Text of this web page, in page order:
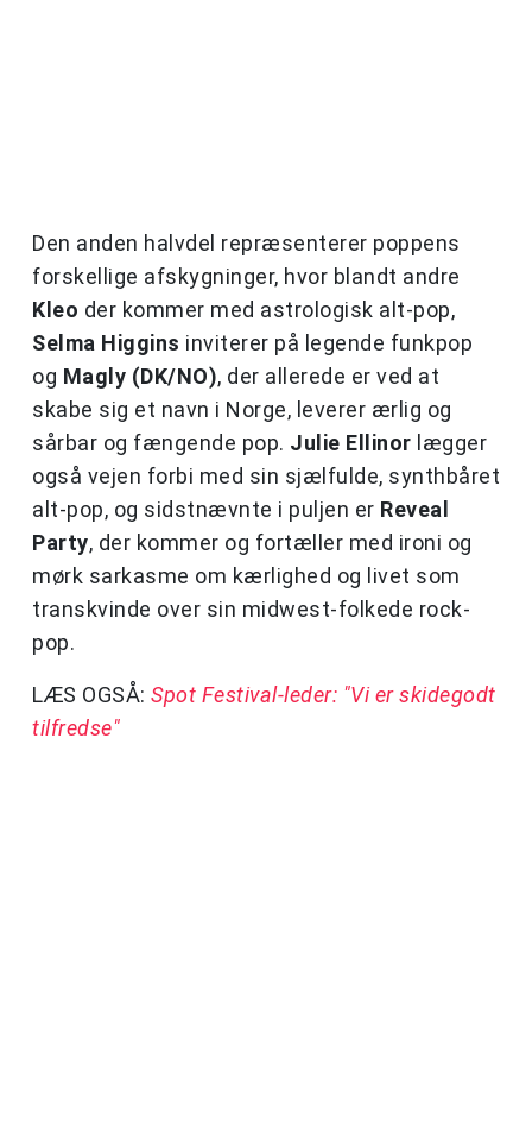
Den anden halvdel repræsenterer poppens
forskellige afskygninger, hvor blandt andre
Kleo der kommer med astrologisk alt-pop,
Selma Higgins inviterer på legende funkpop
og Magly (DK/NO), der allerede er ved at
skabe sig et navn i Norge, leverer ærlig og
sårbar og fængende pop. Julie Ellinor lægger
også vejen forbi med sin sjælfulde, synthbåret
alt-pop, og sidstnævnte i puljen er Reveal
Party, der kommer og fortæller med ironi og
mørk sarkasme om kærlighed og livet som
transkvinde over sin midwest-folkede rock-
pop.
LÆS OGSÅ: Spot Festival-leder: "Vi er skidegodt
tilfredse"